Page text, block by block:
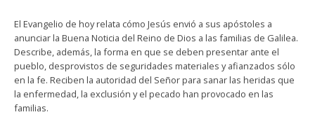
El Evangelio de hoy relata cómo Jesús envió a sus apóstoles a
anunciar la Buena Noticia del Reino de Dios a las familias de Galilea.
Describe, además, la forma en que se deben presentar ante el
pueblo, desprovistos de seguridades materiales y afianzados sólo
en la fe. Reciben la autoridad del Señor para sanar las heridas que
la enfermedad, la exclusión y el pecado han provocado en las
familias.